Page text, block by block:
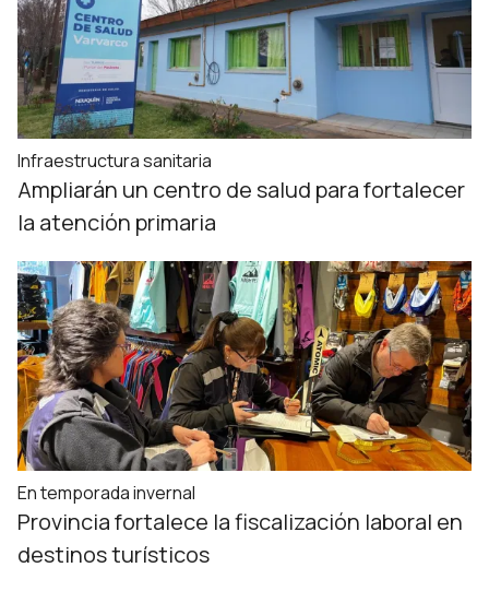
Infraestructura sanitaria
Ampliarán un centro de salud para fortalecer
la atención primaria
En temporada invernal
Provincia fortalece la fiscalización laboral en
destinos turísticos